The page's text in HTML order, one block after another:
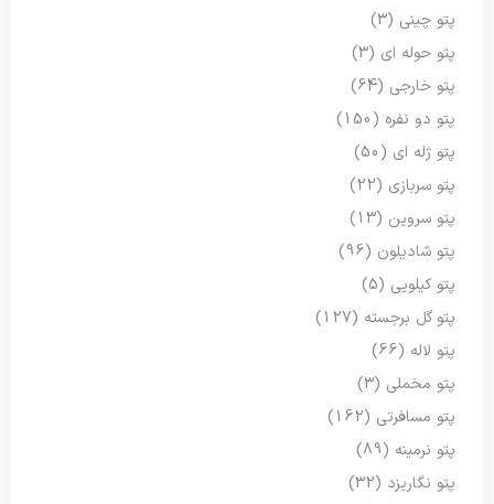
پتو چینی (3)
پتو حوله ای (3)
پتو خارجی (64)
پتو دو نفره (150)
پتو ژله ای (50)
پتو سربازی (22)
پتو سروین (13)
پتو شادیلون (96)
پتو کیلویی (5)
پتو گل برجسته (127)
پتو لاله (66)
پتو مخملی (3)
پتو مسافرتی (162)
پتو نرمینه (89)
پتو نگاریزد (32)